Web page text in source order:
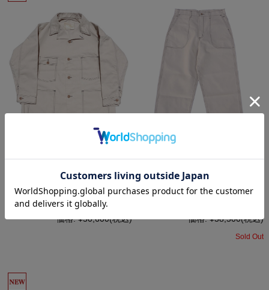
FAUVES 413-0922
CARPENTER JACKET Sand
定価: ¥50,600
価格: ¥50,600(税込)
FAUVES 712-0922 RANCH2
Sand
価格: ¥38,500(税込)
Sold Out